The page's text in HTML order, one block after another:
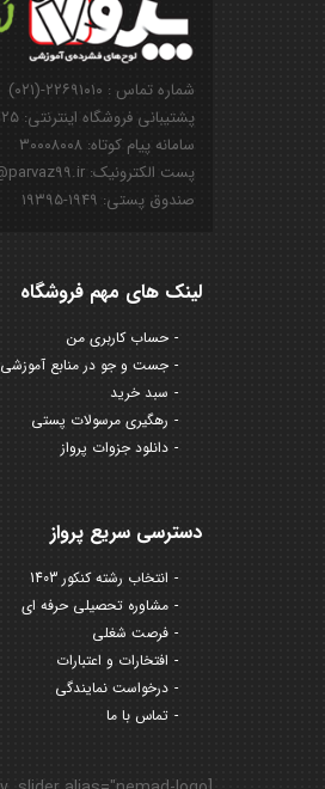
شماره تماس : ۲۲۶۹۱۰۱۰-(۰۲۱)
پشتیبانی فروشگاه اینترنتی: ۰۹۱۲۸۵۰۱۱۲۵
سامانه پیام کوتاه: ۳۰۰۰۸۰۰۸
پست الکترونیک: info@parvaz99.ir
صندوق پستی: ۱۹۴۹-۱۹۳۹۵
لینک های مهم فروشگاه
حساب کاربری من
جست و جو در منابع آموزشی
سبد خرید
رهگیری مرسولات پستی
دانلود جزوات پرواز
دسترسی سریع پرواز
انتخاب رشته کنکور 1403
مشاوره تحصیلی حرفه ای
فرصت شغلی
افتخارات و اعتبارات
درخواست نمایندگی
تماس با ما